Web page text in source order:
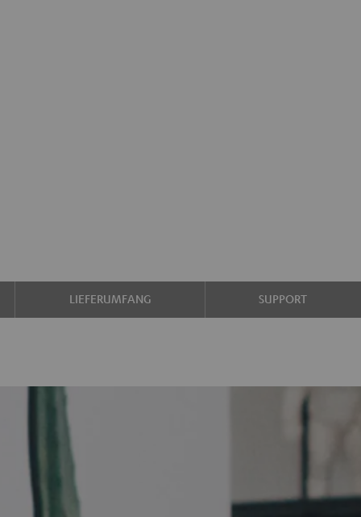
LIEFERUMFANG SUPPORT